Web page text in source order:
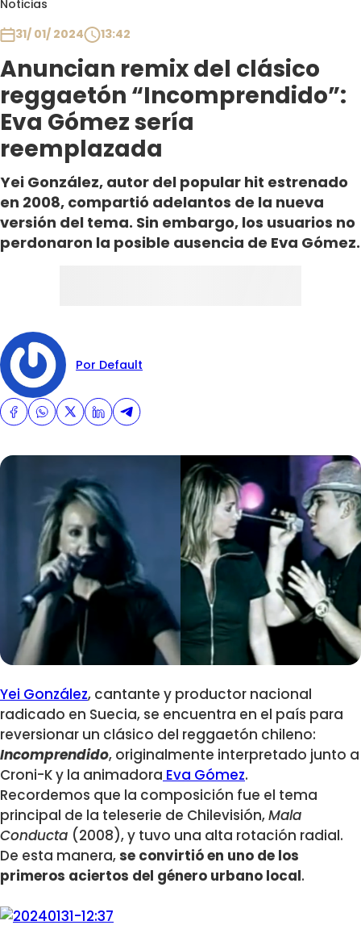
Noticias
31/ 01/ 2024
13:42
Anuncian remix del clásico
reggaetón “Incomprendido”:
Eva Gómez sería
reemplazada
Yei González, autor del popular hit estrenado
en 2008, compartió adelantos de la nueva
versión del tema. Sin embargo, los usuarios no
perdonaron la posible ausencia de Eva Gómez.
Por Default
Yei González, cantante y productor nacional
radicado en Suecia, se encuentra en el país para
reversionar un clásico del reggaetón chileno:
Incomprendido, originalmente interpretado junto a
Croni-K y la animadora Eva Gómez.
Recordemos que la composición fue el tema
principal de la teleserie de Chilevisión,Mala
Conducta (2008), y tuvo una alta rotación radial.
De esta manera,se convirtió en uno de los
primeros aciertos del género urbano local.
Club De La Comedia
Contigo en Directo
Plan Perfecto
El Tiempo
Sabingo
Todos Los Programas